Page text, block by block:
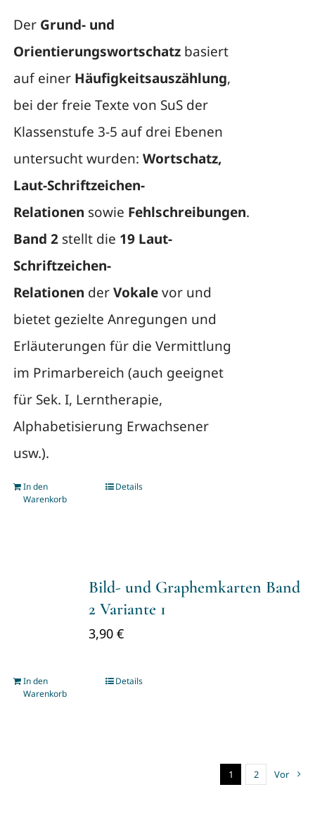
Der Grund- und
Orientierungswortschatzbasiert
auf einer Häufigkeitsauszählung,
bei der freie Texte von SuS der
Klassenstufe 3-5 auf drei Ebenen
untersucht wurden: Wortschatz,
Laut-Schriftzeichen-
Relationen sowie Fehlschreibungen.
Band 2stellt die 19 Laut-
Schriftzeichen-
Relationen derVokalevor und
bietet gezielte Anregungen und
Erläuterungen für die Vermittlung
im Primarbereich (auch geeignet
für Sek. I, Lerntherapie,
Alphabetisierung Erwachsener
usw.).
In den
Warenkorb
Details
Bild- und Graphemkarten Band
2 Variante 1
3,90 €
In den
Warenkorb
Details
1 2 Vor